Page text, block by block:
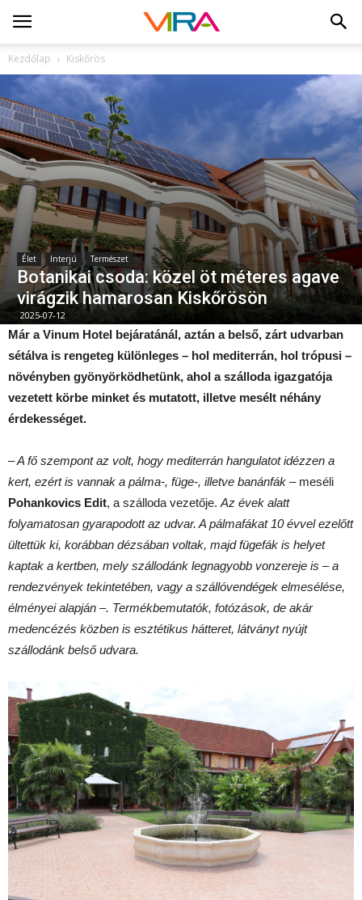
Kezdőlap Kiskőrös
Élet Interjú Természet
Botanikai csoda: közel öt méteres agave
virágzik hamarosan Kiskőrösön
2025-07-12
Már a Vinum Hotel bejáratánál, aztán a belső, zárt udvarban
sétálva is rengeteg különleges – hol mediterrán, hol trópusi –
növényben gyönyörködhetünk, ahol a szálloda igazgatója
vezetett körbe minket és mutatott, illetve mesélt néhány
érdekességet.
– A fő szempont az volt, hogy mediterrán hangulatot idézzen a
kert, ezért is vannak a pálma-, füge-, illetve banánfák – meséli
Pohankovics Edit, a szálloda vezetője. Az évek alatt
folyamatosan gyarapodott az udvar. A pálmafákat 10 évvel ezelőtt
ültettük ki, korábban dézsában voltak, majd fügefák is helyet
kaptak a kertben, mely szállodánk legnagyobb vonzereje is – a
rendezvények tekintetében, vagy a szállóvendégek elmesélése,
élményei alapján –. Termékbemutatók, fotózások, de akár
medencézés közben is esztétikus hátteret, látványt nyújt
szállodánk belső udvara.